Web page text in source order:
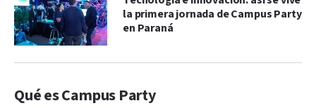
la primera jornada de Campus Party
en Paraná
Qué es Campus Party